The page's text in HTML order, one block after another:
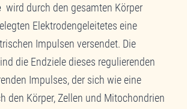
wird durch den gesamten Körper
Elektrodengeleitetes eine
Impulsen versendet. Die
die Endziele dieses regulierenden
Impulses, der sich wie eine
den Körper, Zellen und Mitochondrien